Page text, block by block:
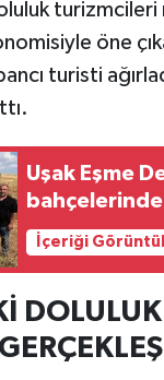
turizmcileri
öne
turisti
Uşak Eşme
İçeriği